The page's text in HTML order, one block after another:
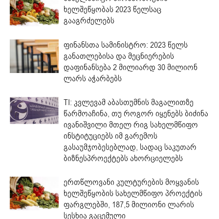
ხელშეწყობას 2023 წელსაც
გააგრძელებს
ფინანსთა სამინისტრო: 2023 წელს
განათლებისა და მეცნიერების
დაფინანსება 2 მილიარდ 30 მილიონ
ლარს აჭარბებს
TI: კვლევამ აბასთუმნის მაგალითზე
წარმოაჩინა, თუ როგორ იყენებს ბიძინა
ივანიშვილი მთელ რიგ სახელმწიფო
ინსტიტუციებს იმ გარემოს
გასაუმჯობესებლად, სადაც საკუთარ
ბიზნესპროექტებს ახორციელებს
ერთწლოვანი კულტურების მოყვანის
ხელშეწყობის სახელმწიფო პროექტის
ფარგლებში, 187,5 მილიონი ლარის
სესხია გაცემული